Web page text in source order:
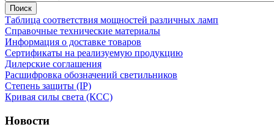
Таблица соответствия мощностей различных ламп
Справочные технические материалы
Информация о доставке товаров
Сертификаты на реализуемую продукцию
Дилерские соглашения
Расшифровка обозначений светильников
Степень защиты (IP)
Кривая силы света (КСС)
Новости